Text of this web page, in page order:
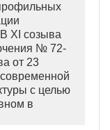
XI созыва
№ 72-
от 23
с целью
в